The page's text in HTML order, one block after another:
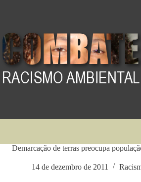
Demarcação de terras preocupa
14 de dezembro de 2011